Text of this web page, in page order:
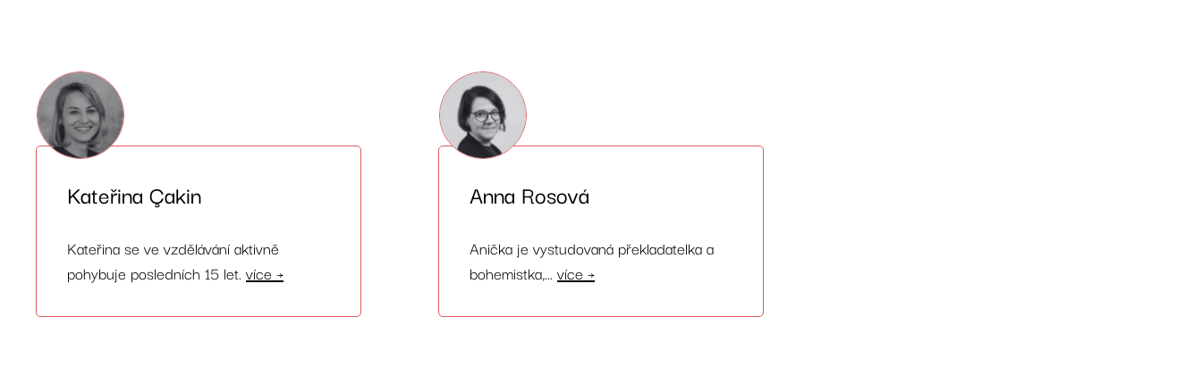
Kateřina Çakin
Kateřina se ve vzdělávání aktivně
pohybuje posledních 15 let. více →
Anna Rosová
Anička je vystudovaná překladatelka a
bohemistka,... více →